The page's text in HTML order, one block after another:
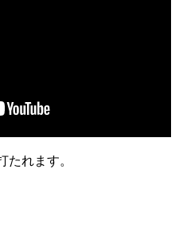
たれます。